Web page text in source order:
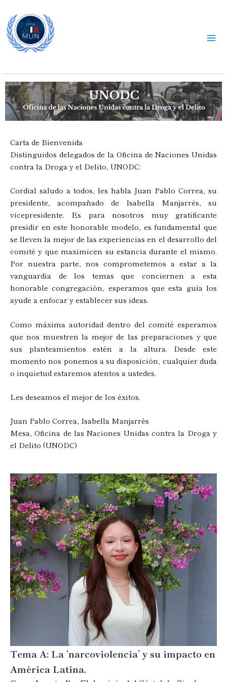
contenido
Carta de Bienvenida
Distinguidos delegados de la Oficina de Naciones Unidas
contra la Droga y el Delito, UNODC:
Cordial saludo a todos, les habla Juan Pablo Correa, su
presidente, acompañado de Isabella Manjarrés, su
vicepresidente. Es para nosotros muy gratificante
presidir en este honorable modelo, es fundamental que
se lleven la mejor de las experiencias en el desarrollo del
comité y que maximicen su estancia durante el mismo.
Por nuestra parte, nos comprometemos a estar a la
vanguardia de los temas que conciernen a esta
honorable congregación, esperamos que esta guía los
ayude a enfocar y establecer sus ideas.
Como máxima autoridad dentro del comité esperamos
que nos muestren la mejor de las preparaciones y que
sus planteamientos estén a la altura. Desde este
momento nos ponemos a su disposición, cualquier duda
o inquietud estaremos atentos a ustedes.
Les deseamos el mejor de los éxitos.
Juan Pablo Correa, Isabella Manjarrés
Mesa, Oficina de las Naciones Unidas contra la Droga y
el Delito (UNODC)
Vicepresidente
Tema A: La ‘narcoviolencia’ y su impacto en
América Latina.